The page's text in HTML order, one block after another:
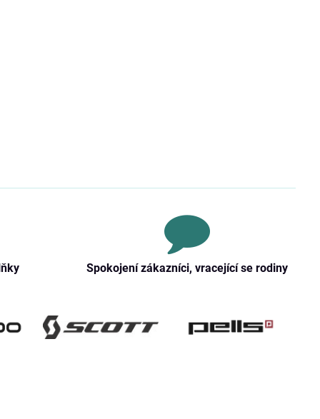
Spokojení zákazníci, vracející se rodiny